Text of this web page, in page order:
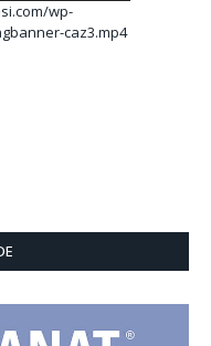
wp-
caz3.mp4